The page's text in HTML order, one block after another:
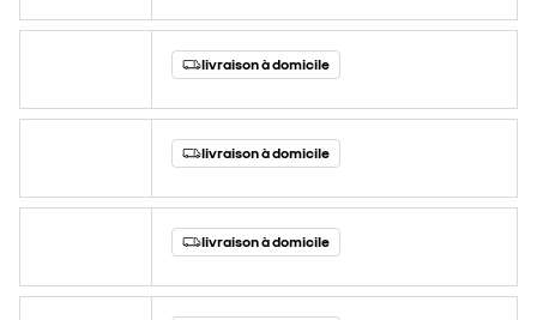
livraison à domicile
livraison à domicile
livraison à domicile